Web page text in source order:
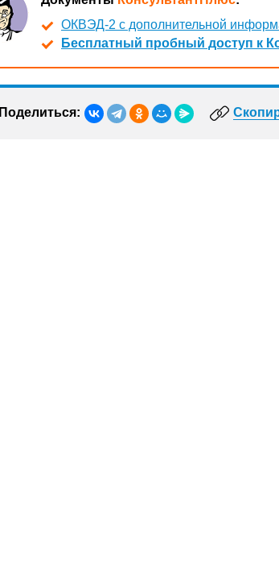
ОКВЭД-2 с дополнительной
Бесплатный пробный доступ к
Поделиться: